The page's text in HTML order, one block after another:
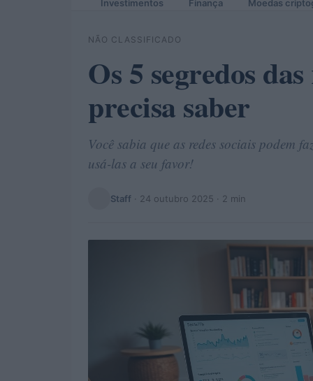
Investimentos Finança Moedas
NÃO CLASSIFICADO
Os 5 segredos
precisa saber
Você sabia que as redes sociais podem
usá-las a seu favor!
Staff · 24 outubro 2025 · 2 min